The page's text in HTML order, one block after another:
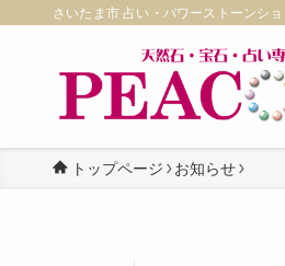
さいたま市 占い・パワーストーンシ
トップページ お知らせ